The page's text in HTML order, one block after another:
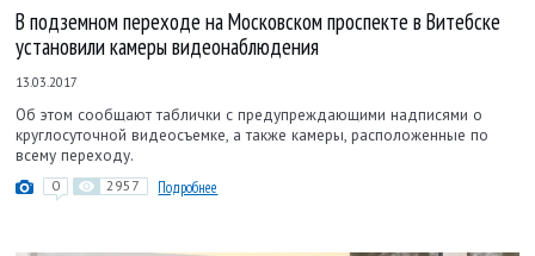
В подземном переходе на Московском проспекте в Витебске
установили камеры видеонаблюдения
13.03.2017
Об этом сообщают таблички с предупреждающими надписями о
круглосуточной видеосъемке, а также камеры, расположенные по
всему переходу.
0 2957 Подробнее